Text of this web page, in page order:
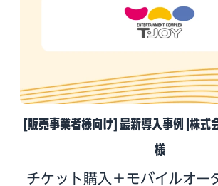
[販売事業者様向け] 最新導入事例 |株式
様
チケット購入＋モバイルオー